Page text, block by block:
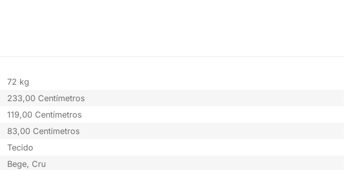
72 kg
233,00 Centímetros
119,00 Centímetros
83,00 Centímetros
Tecido
Bege, Cru